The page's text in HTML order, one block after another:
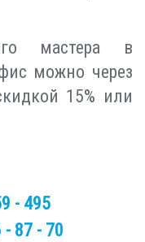
мастера в
можно через
15% или
- 495
87 - 70